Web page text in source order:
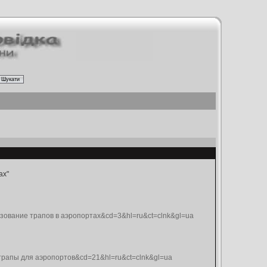
трапов в аэропортах&cd=3&hl=ru&ct=clnk&gl=ua
для аэропортов&cd=21&hl=ru&ct=clnk&gl=ua